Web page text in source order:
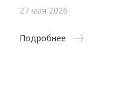
27 мая 2026
Подробнее